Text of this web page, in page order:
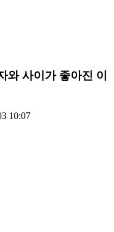
와 사이가 좋아진 이
10:07